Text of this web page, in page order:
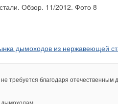
дымоходов из нержавеющей
требуется благодаря отечественным